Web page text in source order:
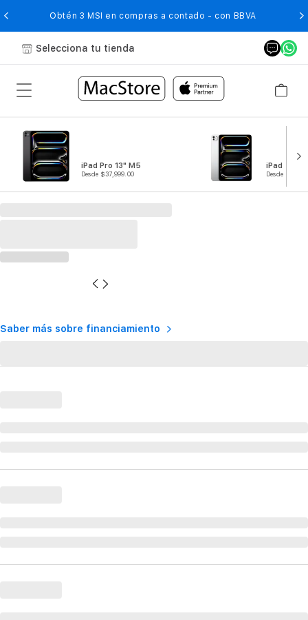
Obtén 3 MSI en compras a contado - con BBVA
Selecciona tu tienda
iPad Pro 13" M5
Desde $37,999.00
iPad Pro
Desde
Saber más sobre financiamiento